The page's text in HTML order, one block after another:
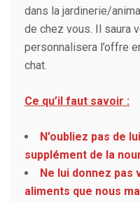
dans la jardinerie/
de chez vous. Il saura
personnalisera l’offre
chat.
Ce qu’il faut savoir :
N’oubliez pas de
supplément de la
Ne lui donnez
aliments que nous